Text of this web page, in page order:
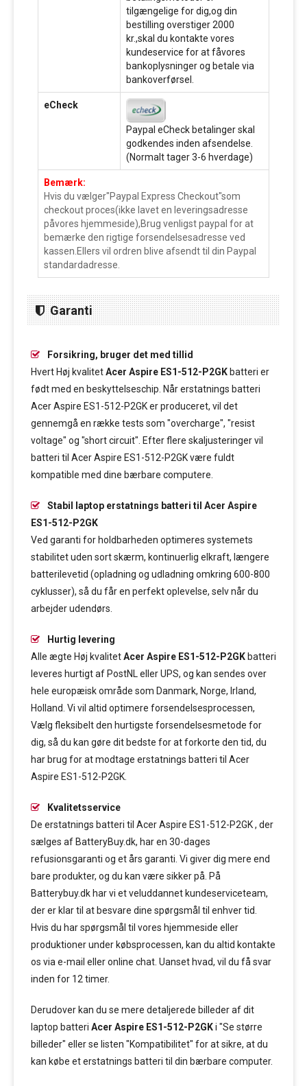
tilgængelige for dig,og din
bestilling overstiger 2000
kr.,skal du kontakte vores
kundeservice for at fåvores
bankoplysninger og betale via
bankoverførsel.
eCheck
Paypal eCheck betalinger skal
godkendes inden afsendelse.
(Normalt tager 3-6 hverdage)
Bemærk:
Hvis du vælger"Paypal Express Checkout"som
checkout proces(ikke lavet en leveringsadresse
påvores hjemmeside),Brug venligst paypal for at
bemærke den rigtige forsendelsesadresse ved
kassen.Ellers vil ordren blive afsendt til din Paypal
standardadresse.
Garanti
Forsikring, bruger det med tillid
Hvert Høj kvalitetAcer Aspire ES1-512-P2GK batteri er
født med en beskyttelseschip. Når erstatnings batteri
Acer Aspire ES1-512-P2GK er produceret, vil det
gennemgå en række tests som "overcharge", "resist
voltage" og "short circuit". Efter flere skaljusteringer vil
batteri til Acer Aspire ES1-512-P2GK være fuldt
kompatible med dine bærbare computere.
Stabil laptop erstatnings batteri til Acer Aspire
ES1-512-P2GK
Ved garanti for holdbarheden optimeres systemets
stabilitet uden sort skærm, kontinuerlig elkraft, længere
batterilevetid (opladning og udladning omkring 600-800
cyklusser), så du får en perfekt oplevelse, selv når du
arbejder udendørs.
Hurtig levering
Alle ægte Høj kvalitetAcer Aspire ES1-512-P2GK batteri
leveres hurtigt af PostNL eller UPS, og kan sendes over
hele europæisk område som Danmark, Norge, Irland,
Holland. Vi vil altid optimere forsendelsesprocessen,
Vælg fleksibelt den hurtigste forsendelsesmetode for
dig, så du kan gøre dit bedste for at forkorte den tid, du
har brug for at modtage erstatnings batteri til Acer
Aspire ES1-512-P2GK.
Kvalitetsservice
De erstatnings batteri til Acer Aspire ES1-512-P2GK , der
sælges af BatteryBuy.dk, har en 30-dages
refusionsgaranti og et års garanti. Vi giver dig mere end
bare produkter, og du kan være sikker på. På
Batterybuy.dk har vi et veluddannet kundeserviceteam,
der er klar til at besvare dine spørgsmål til enhver tid.
Hvis du har spørgsmål til vores hjemmeside eller
produktioner under købsprocessen, kan du altid kontakte
os via e-mail eller online chat. Uanset hvad, vil du få svar
inden for 12 timer.
Derudover kan du se mere detaljerede billeder af dit
laptop batteri Acer Aspire ES1-512-P2GKi "Se større
billeder" eller se listen "Kompatibilitet" for at sikre, at du
kan købe et erstatnings batteri til din bærbare computer.